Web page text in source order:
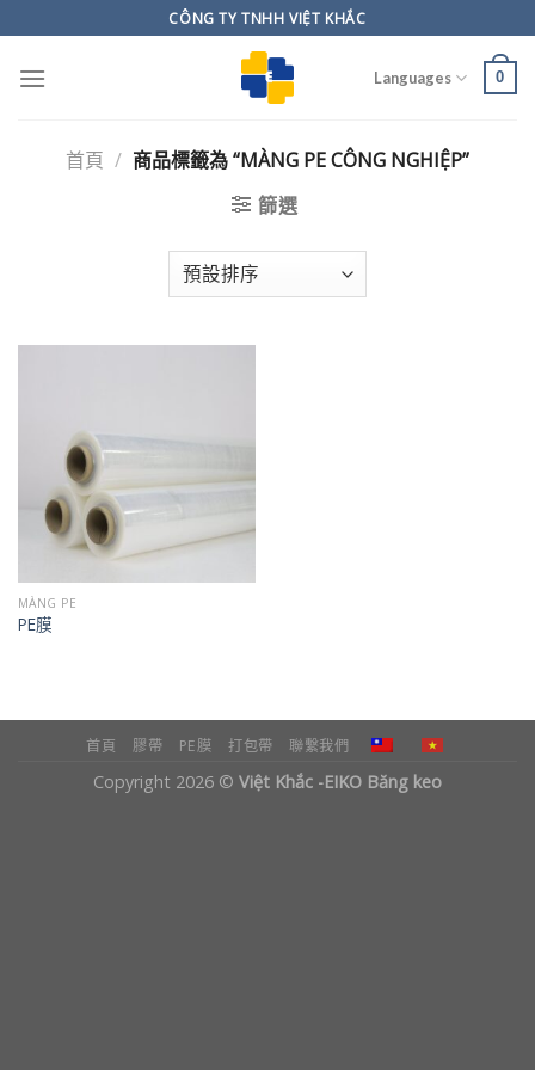
to
content
CÔNG TY TNHH VIỆT KHẮC
Languages 0
首頁 / 商品標籤為 “MÀNG PE CÔNG NGHIỆP”
篩選
MÀNG PE
PE膜
首頁 膠帶 PE膜 打包帶 聯繫我們
Copyright 2026 © Việt Khắc -EIKO Băng keo